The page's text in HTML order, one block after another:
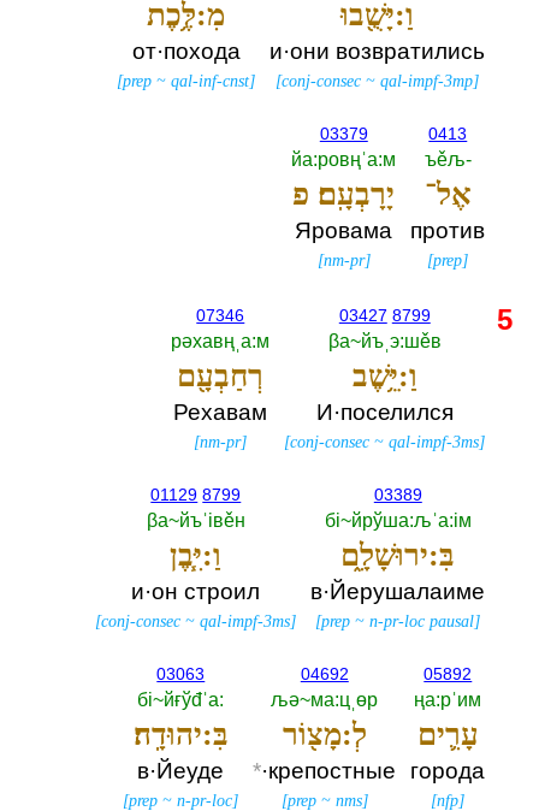
וַ:יָּשֻׁ֖בוּ
и·они возвратились
[conj-consec ~qal-impf-3mp]
מִ:לֶּ֥כֶת
от·похода
[prep ~qal-inf-cnst]
0413
ъěљ-‎
אֶל־
против
[prep]
03379
йа:ровңˈа:м
יָרָבְעָֽם׃ פ
Яровама
[nm-pr]
03427 8799
βа~йъˌэ:шěв
וַ:יֵּ֥שֶׁב
И·поселился
[conj-consec ~qal-impf-3ms]
07346
рәхавңˌа:м
רְחַבְעָ֖ם
Рехавам
[nm-pr]
03389
бi~йрўша:љˈа:iм
בִּ:ירוּשָׁלִָ֑ם
в·Йерушалаиме
[prep ~n-pr-loc pausal]
01129 8799
βа~йъˈiвěн
וַ:יִּ֧בֶן
и·он строил
[conj-consec ~qal-impf-3ms]
05892
ңа:рˈим
עָרִ֛ים
города
[nfp]
04692
љә~ма:цˌөр
לְ:מָצ֖וֹר
*·крепостные
[prep~ nms]
03063
бi~йғўđˈа:‎
בִּ:יהוּדָֽה׃
в·Йеуде
[prep ~n-pr-loc]
5